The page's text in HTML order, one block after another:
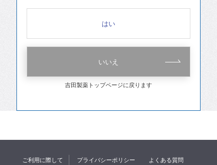
はい
いいえ
吉田製薬トップページに戻ります
ご利用に際して プライバシーポリシー よくある質問